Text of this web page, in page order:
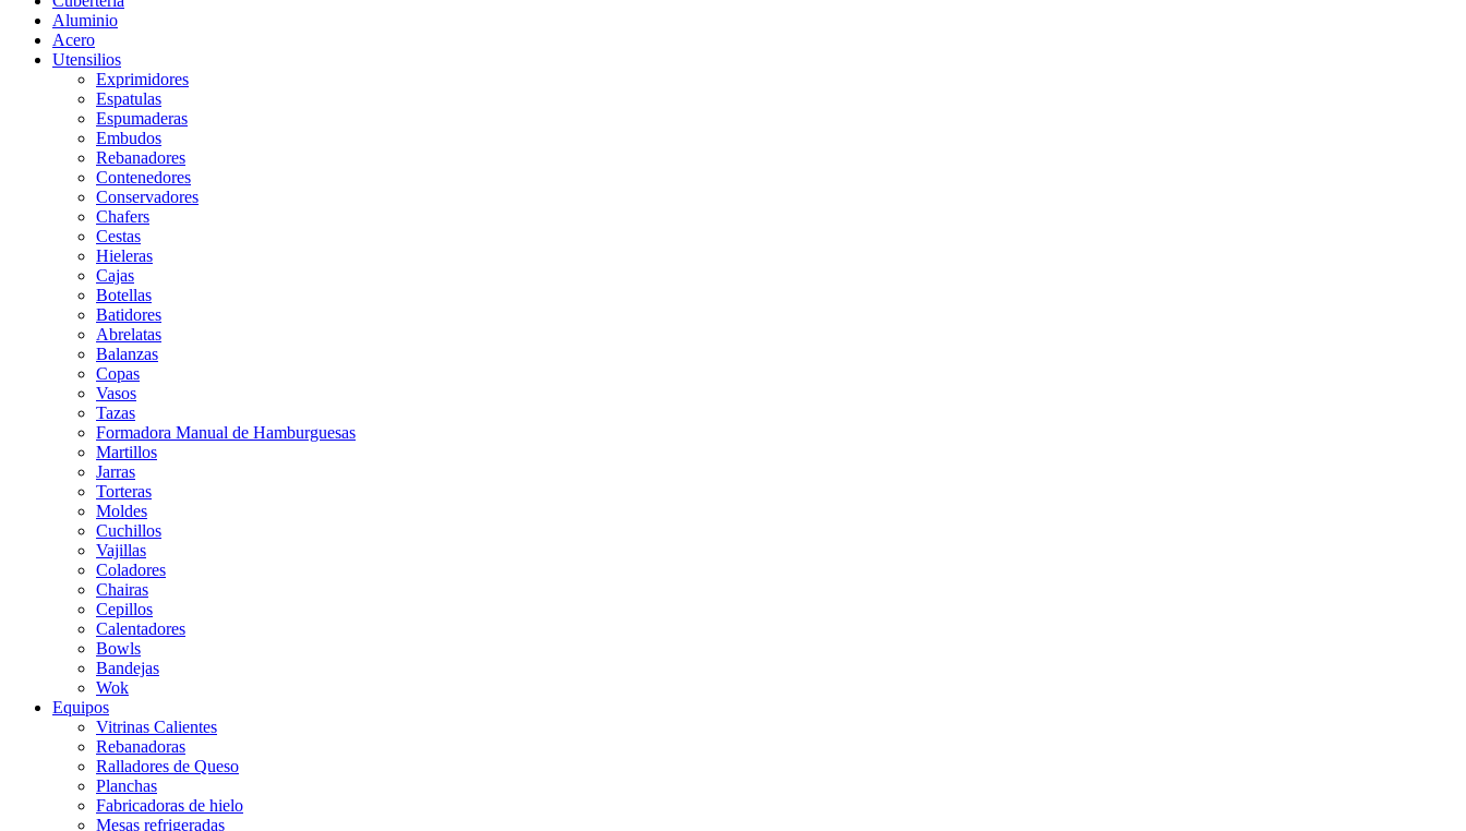
Aluminio
Acero
Utensilios
Exprimidores
Espatulas
Espumaderas
Embudos
Rebanadores
Contenedores
Conservadores
Chafers
Cestas
Hieleras
Cajas
Botellas
Batidores
Abrelatas
Balanzas
Copas
Vasos
Tazas
Formadora Manual de Hamburguesas
Martillos
Jarras
Torteras
Moldes
Cuchillos
Vajillas
Coladores
Chairas
Cepillos
Calentadores
Bowls
Bandejas
Wok
Equipos
Vitrinas Calientes
Rebanadoras
Ralladores de Queso
Planchas
Fabricadoras de hielo
Mesas refrigeradas